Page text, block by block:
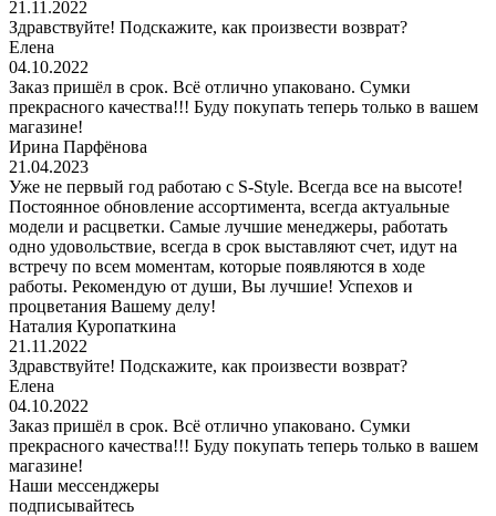
21.11.2022
Здравствуйте! Подскажите, как произвести возврат?
Елена
04.10.2022
Заказ пришёл в срок. Всё отлично упаковано. Сумки
прекрасного качества!!! Буду покупать теперь только в вашем
магазине!
Ирина Парфёнова
21.04.2023
Уже не первый год работаю с S-Style. Всегда все на высоте!
Постоянное обновление ассортимента, всегда актуальные
модели и расцветки. Самые лучшие менеджеры, работать
одно удовольствие, всегда в срок выставляют счет, идут на
встречу по всем моментам, которые появляются в ходе
работы. Рекомендую от души, Вы лучшие! Успехов и
процветания Вашему делу!
Наталия Куропаткина
21.11.2022
Здравствуйте! Подскажите, как произвести возврат?
Елена
04.10.2022
Заказ пришёл в срок. Всё отлично упаковано. Сумки
прекрасного качества!!! Буду покупать теперь только в вашем
магазине!
Наши мессенджеры
подписывайтесь